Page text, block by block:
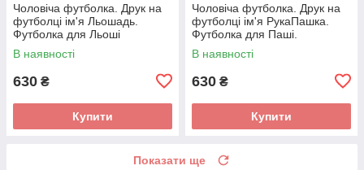
Чоловіча футболка. Друк на
футболці ім'я Льошадь.
Футболка для Льоші
(Олексія).
В наявності
630 ₴
Купити
Чоловіча футболка. Друк на
футболці ім'я РукаПашка.
Футболка для Паші.
В наявності
630 ₴
Купити
Показати ще